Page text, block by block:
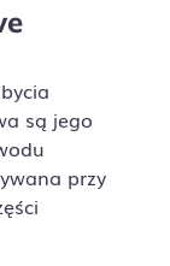
są jego
przy